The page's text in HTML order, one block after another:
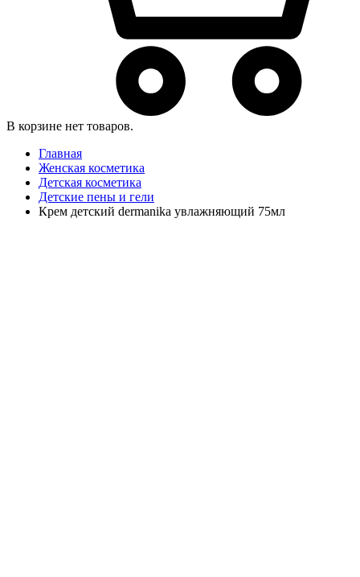
В корзине нет товаров.
Главная
Женская косметика
Детская косметика
Детские пены и гели
Крем детский dermanika увлажняющий 75мл